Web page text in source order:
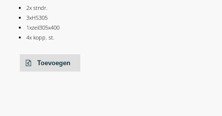
2x stndr.
3xHS305
1xzeil305x400
4x kopp. st.
Toevoegen